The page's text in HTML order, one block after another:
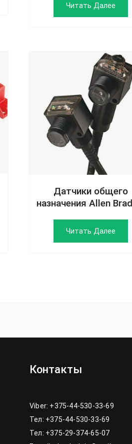
Читать Далее
Датчики общего
назначения Allen
Читать Далее
Контакты
Viber: +375-44-530-33-69
Тел: +375-44-530-33-69
Тел: +375-29-374-65-07